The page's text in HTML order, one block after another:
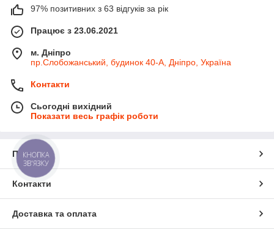
97% позитивних з 63 відгуків за рік
Працює з 23.06.2021
м. Дніпро
пр.Слобожанський, будинок 40-А, Дніпро, Україна
Контакти
Сьогодні вихідний
Показати весь графік роботи
Про нас
Контакти
Доставка та оплата
КНОПКА
ЗВ'ЯЗКУ